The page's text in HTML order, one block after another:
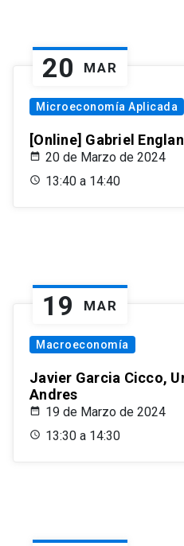
20 MAR
Microeconomía Aplicada
[Online] Gabriel
20 de Marzo de 2024
13:40 a 14:40
19 MAR
Macroeconomía
Javier Garcia Cicco,
Andres
19 de Marzo de 2024
13:30 a 14:30